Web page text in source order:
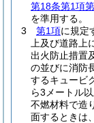
第18条第1項
を準用する。
3
第1項に規定
上及び道路
出火防止措置
の並びに消防
するキュービ
ら3メートル
不燃材料で造
面するときは